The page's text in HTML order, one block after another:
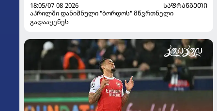
18:05/07-08-2026
ᲡᲐᲤᲠᲐᲜᲒᲔᲗᲘ
აპრილში დანიშნული "ბორდოს" მწვრთნელი
გადააყენეს